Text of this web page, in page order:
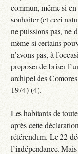
commun, même si
souhaiter (et ceci
ne puissions pas, ne
même si certains
n’avons pas, à
proposer de briser
archipel des
1974) (4).
Les habitants de
après cette
référendum. Le 22
l’indépendance.